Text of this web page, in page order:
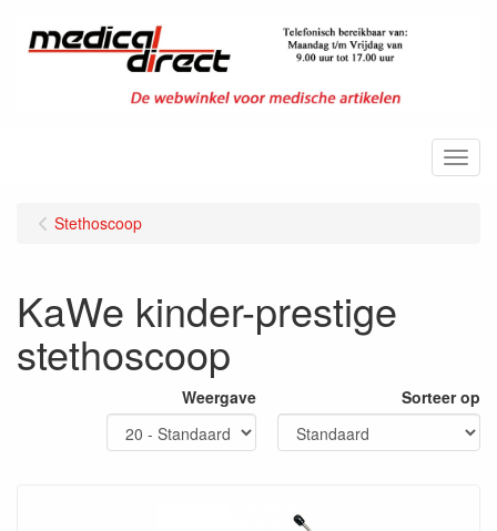
Menu
Stethoscoop
KaWe kinder-prestige
stethoscoop
Weergave Sorteer op